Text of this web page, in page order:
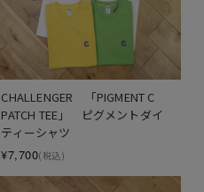
CHALLENGER　「PIGMENT C
PATCH TEE」　ピグメントダイ
ティーシャツ
¥7,700(税込)